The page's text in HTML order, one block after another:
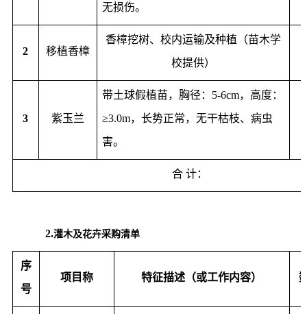
无损伤。
2 移植香樟
香樟挖树、校内运输及种植（苗木学
校提供）
3 紫玉兰
带土球假植苗，胸径：5-6cm，高度：
≥3.0m，长势正常，无干枯枝、病虫
害。
合 计：
2.灌木及花卉采购清单
序
号
项目称 特征描述（或工作内容）